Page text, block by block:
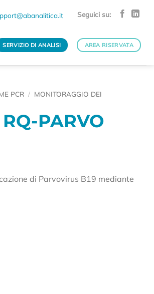
Seguici su:
SERVIZIO DI ANALISI AREA RISERVATA
PCR / MONITORAGGIO DEI
PARVO
di Parvovirus B19 mediante